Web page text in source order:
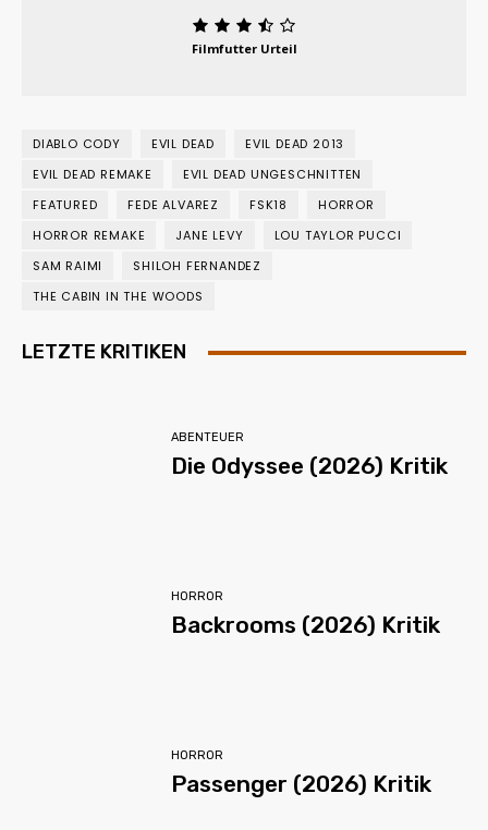
Filmfutter Urteil
DIABLO CODY EVIL DEAD
EVIL DEAD 2013
EVIL DEAD REMAKE
EVIL DEAD UNGESCHNITTEN
FEATURED
FEDE ALVAREZ FSK18
HORROR
HORROR REMAKE
JANE LEVY
LOU TAYLOR PUCCI
SAM RAIMI
SHILOH FERNANDEZ
THE CABIN IN THE WOODS
LETZTE KRITIKEN
ABENTEUER
Die Odyssee (2026) Kritik
HORROR
Backrooms (2026) Kritik
HORROR
Passenger (2026) Kritik